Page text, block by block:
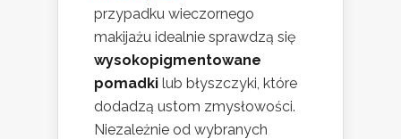
przypadku wieczornego
makijażu idealnie sprawdzą się
wysokopigmentowane
pomadki lub błyszczyki, które
dodadzą ustom zmysłowości.
Niezależnie od wybranych